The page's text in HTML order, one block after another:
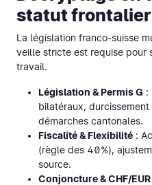
statut frontalier
La législation franco-suisse
veille stricte est requise pour
travail.
Législation & Permis G :
bilatéraux,
démarches cantonales.
Fiscalité & Flexibilité :
(règle des 40%),
source.
Conjoncture & CHF/EUR